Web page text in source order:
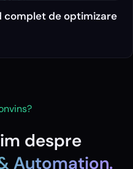
complet de optimizare
despre
Automation.